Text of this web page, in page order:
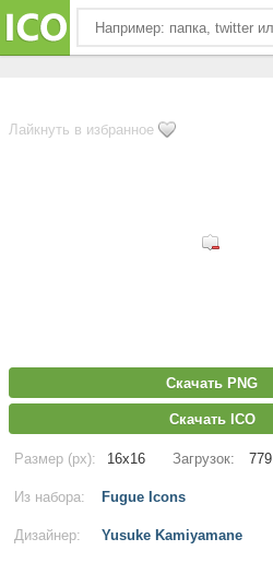
Лайкнуть в избранное
Скачать PNG
Скачать ICO
Размер (px): 16x16 Загрузок: 779
Из набора: Fugue Icons
Дизайнер: Yusuke Kamiyamane